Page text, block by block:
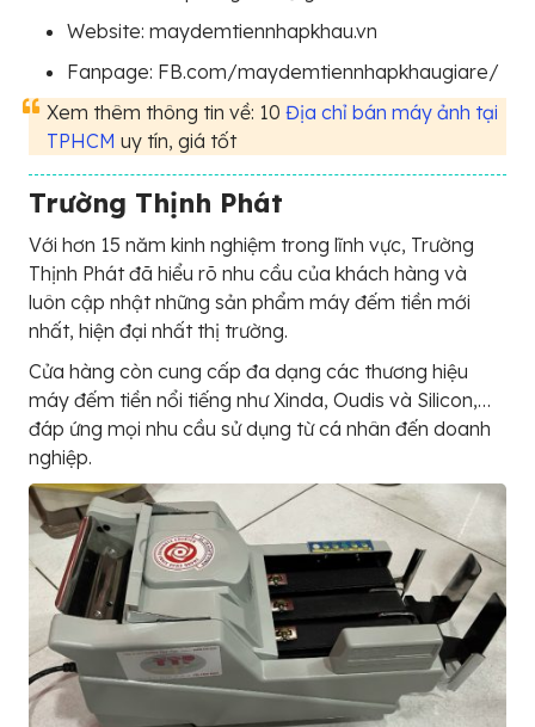
Website: maydemtiennhapkhau.vn
Fanpage: FB.com/maydemtiennhapkhaugiare/
Xem thêm thông tin về: 10 Địa chỉ bán máy ảnh tại
TPHCM uy tín, giá tốt
Trường Thịnh Phát
Với hơn 15 năm kinh nghiệm trong lĩnh vực, Trường
Thịnh Phát đã hiểu rõ nhu cầu của khách hàng và
luôn cập nhật những sản phẩm máy đếm tiền mới
nhất, hiện đại nhất thị trường.
Cửa hàng còn cung cấp đa dạng các thương hiệu
máy đếm tiền nổi tiếng như Xinda, Oudis và Silicon,…
đáp ứng mọi nhu cầu sử dụng từ cá nhân đến doanh
nghiệp.